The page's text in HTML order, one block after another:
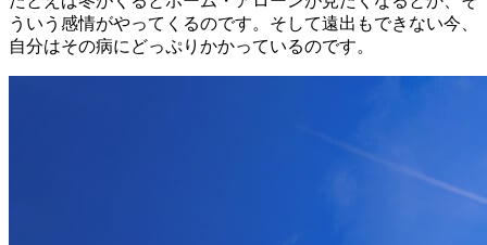
ういう感情がやってくるのです。そして遠出もできない今、
自分はその病にどっぷりかかっているのです。